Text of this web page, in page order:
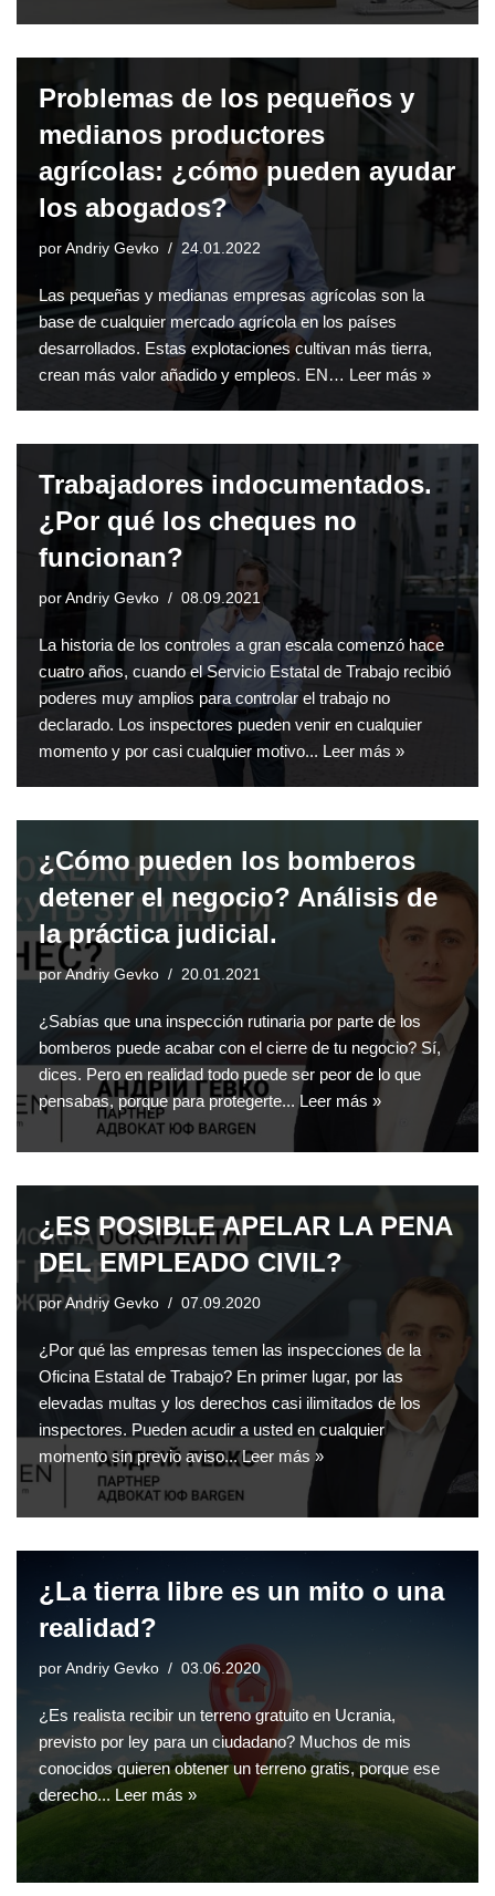
Problemas de los pequeños y
medianos productores
agrícolas: ¿cómo pueden ayudar
los abogados?
por Andriy Gevko 24.01.2022
Las pequeñas y medianas empresas agrícolas son la
base de cualquier mercado agrícola en los países
desarrollados. Estas explotaciones cultivan más tierra,
crean más valor añadido y empleos. EN… Leer más »
Trabajadores indocumentados.
¿Por qué los cheques no
funcionan?
por Andriy Gevko 08.09.2021
La historia de los controles a gran escala comenzó hace
cuatro años, cuando el Servicio Estatal de Trabajo recibió
poderes muy amplios para controlar el trabajo no
declarado. Los inspectores pueden venir en cualquier
momento y por casi cualquier motivo... Leer más »
¿Cómo pueden los bomberos
detener el negocio? Análisis de
la práctica judicial.
porAndriy Gevko 20.01.2021
¿Sabías que una inspección rutinaria por parte de los
bomberos puede acabar con el cierre de tu negocio? Sí,
dices. Pero en realidad todo puede ser peor de lo que
pensabas, porque para protegerte... Leer más »
¿ES POSIBLE APELAR LA PENA
DEL EMPLEADO CIVIL?
porAndriy Gevko 07.09.2020
¿Por qué las empresas temen las inspecciones de la
Oficina Estatal de Trabajo? En primer lugar, por las
elevadas multas y los derechos casi ilimitados de los
inspectores. Pueden acudir a usted en cualquier
momento sin previo aviso...Leer más »
¿La tierra libre es un mito o una
realidad?
por Andriy Gevko 03.06.2020
¿Es realista recibir un terreno gratuito en Ucrania,
previsto por ley para un ciudadano? Muchos de mis
conocidos quieren obtener un terreno gratis, porque ese
derecho... Leer más »